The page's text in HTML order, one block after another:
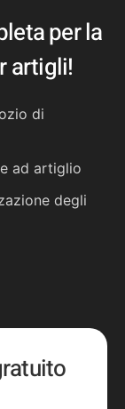
per la
artigli!
di
ad artiglio
degli